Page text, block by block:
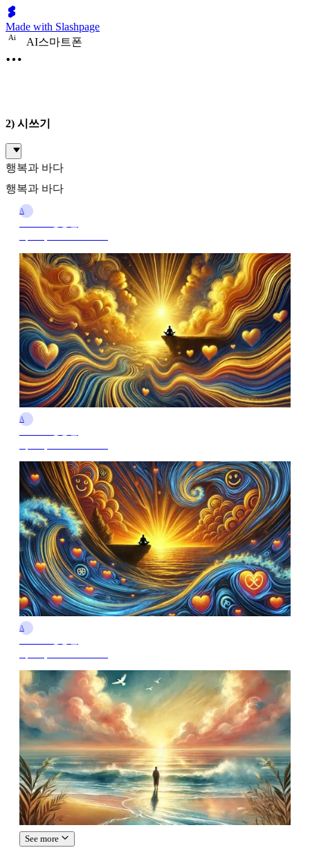
Made with Slashpage
Ai AI스마트폰
2) 시쓰기
행복과 바다
행복과 바다
A
A
A
See more